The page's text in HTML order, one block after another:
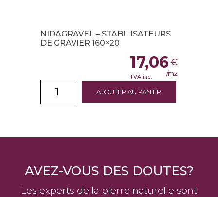
NIDAGRAVEL – STABILISATEURS
DE GRAVIER 160×20
AJOUTER AU PANIER
17,06€
TVA inc. /m2
AVEZ-VOUS DES DOUTES?
Les experts de la pierre naturelle sont